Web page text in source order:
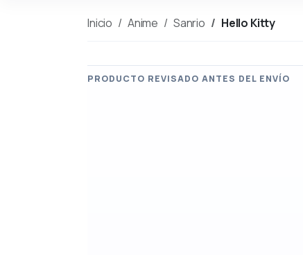
Inicio Anime Sanrio Hello Kitty